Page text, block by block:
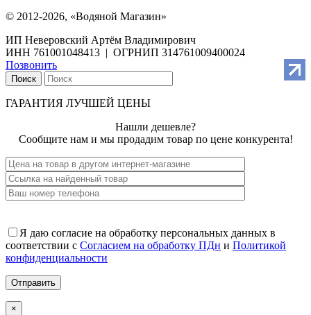
© 2012-2026, «Водяной Магазин»
ИП Неверовский Артём Владимирович
ИНН 761001048413 | ОГРНИП 314761009400024
Позвонить
Поиск
ГАРАНТИЯ ЛУЧШЕЙ ЦЕНЫ
Нашли дешевле?
Сообщите нам и мы продадим товар по цене конкурента!
Я даю согласие на обработку персональных данных в
соответствии с Согласием на обработку ПДн и Политикой
конфиденциальности
×